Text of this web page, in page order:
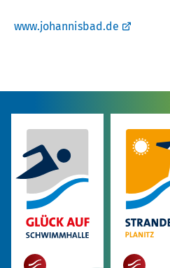
www.johannisbad.de
mehr mehr